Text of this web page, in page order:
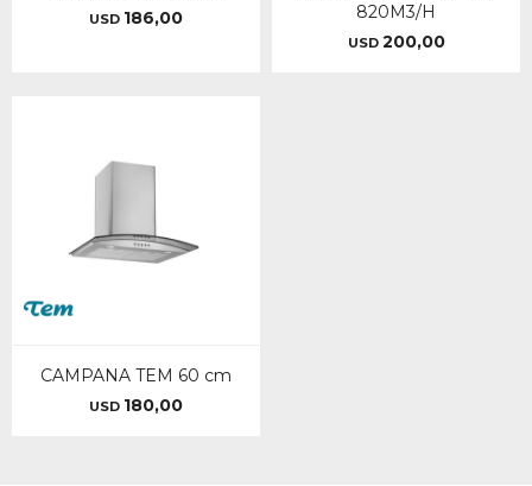
USD 186,00
820M3/H
USD 200,00
CAMPANA TEM 60 cm
USD 180,00